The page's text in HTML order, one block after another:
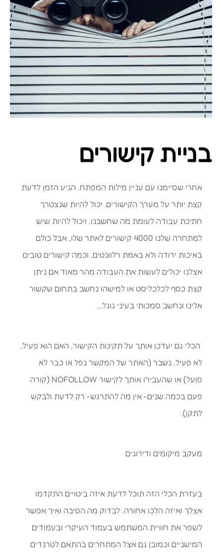
בניית קישורים
אחרי שסיימנו עם עניין מילות המפתח, הגיע הזמן לדעת
קצת יותר על מערך הקישורים. יכול להיות שנצטרך
חתיכת עבודה לעומת מה שחשבנו, ויכול להיות שיש
למתחרה שלנו 4000 קישורים לאתר שלו, אבל כולם
באיכות ירודה ולא באמת רלוונטים, וכמה קישורים טובים
אצלנו יכולים לעשות את העבודה מהר מאוד אם ניתן
קצת כסף לכלכליסט או למישהו נחשב בתחום שקשור
אלינו ונחשב סמכותי בעיני גוגל…
הכלי גם יעדכן אותך על תקינות הקישור, האם הוא פעיל,
לא פעיל, נשבר (האתר של המקשר נפל או כבר לא
פועל) או שהעבירו אותך לקישור NOFOLLOW (קורה
פעם בכמה שנים- אין מה להתרגש- רק לדעת ולבקש
לתקן).
מעקב מיקומים ודירוגים
בעזרת הכלי הזה תוכל לדעת איזה ביטויים התקדמו
אצלך ואיזה הלכו אחורה, לבדוק מה הסיבה ואיך אפשר
לשפר את חוויית המשתמש בעמוד העיקרי ובעמודים
המישניים וכמובן גם אצל המתחרים בהתאם לטרנדים